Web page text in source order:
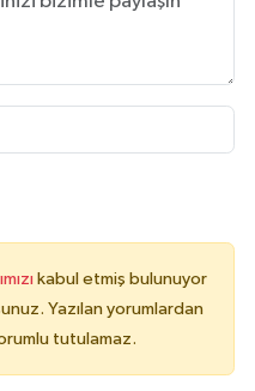
kabul etmiş bulunuyor
Yazılan yorumlardan
tutulamaz.